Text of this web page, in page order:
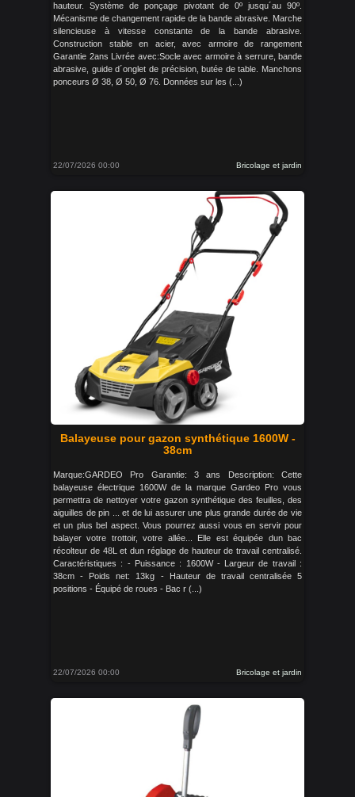
hauteur. Système de ponçage pivotant de 0º jusqu´au 90º.
Mécanisme de changement rapide de la bande abrasive. Marche
silencieuse à vitesse constante de la bande abrasive.
Construction stable en acier, avec armoire de rangement
Garantie 2ans Livrée avec:Socle avec armoire à serrure, bande
abrasive, guide d´onglet de précision, butée de table. Manchons
ponceurs Ø 38, Ø 50, Ø 76. Données sur les (...)
22/07/2026 00:00 Bricolage et jardin
Balayeuse pour gazon synthétique 1600W -
38cm
Marque:GARDEO Pro Garantie: 3 ans Description: Cette
balayeuse électrique 1600W de la marque Gardeo Pro vous
permettra de nettoyer votre gazon synthétique des feuilles, des
aiguilles de pin ... et de lui assurer une plus grande durée de vie
et un plus bel aspect. Vous pourrez aussi vous en servir pour
balayer votre trottoir, votre allée... Elle est équipée dun bac
récolteur de 48L et dun réglage de hauteur de travail centralisé.
Caractéristiques : - Puissance : 1600W - Largeur de travail :
38cm - Poids net: 13kg - Hauteur de travail centralisée 5
positions - Équipé de roues - Bac r (...)
22/07/2026 00:00 Bricolage et jardin